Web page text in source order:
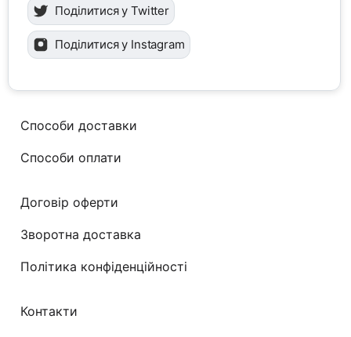
Поділитися у Twitter
Поділитися у Instagram
Способи доставки
Способи оплати
Договір оферти
Зворотна доставка
Політика конфіденційності
Контакти